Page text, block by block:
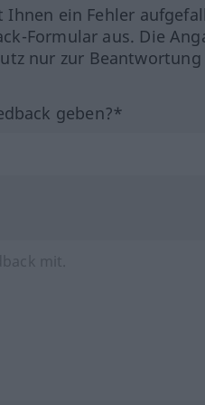
Ihnen ein Fehler
Formular aus. Die
nur zur
geben?*